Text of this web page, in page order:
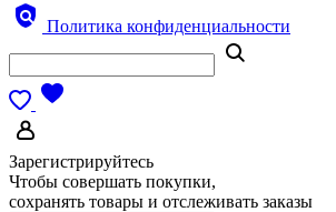
Политика конфиденциальности
Зарегистрируйтесь
Чтобы совершать покупки,
сохранять товары и отслеживать заказы